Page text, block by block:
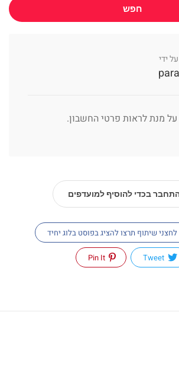
חפש
ידי
על מנת לראות פרטי החשבון.
בכדי להוסיף למועדפים
שיתוף תרצו להציג בפוסט בלוג יחיד
Tweet
Pin It